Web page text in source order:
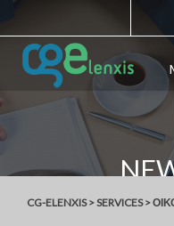
CG-ELENXIS>SERVICES>